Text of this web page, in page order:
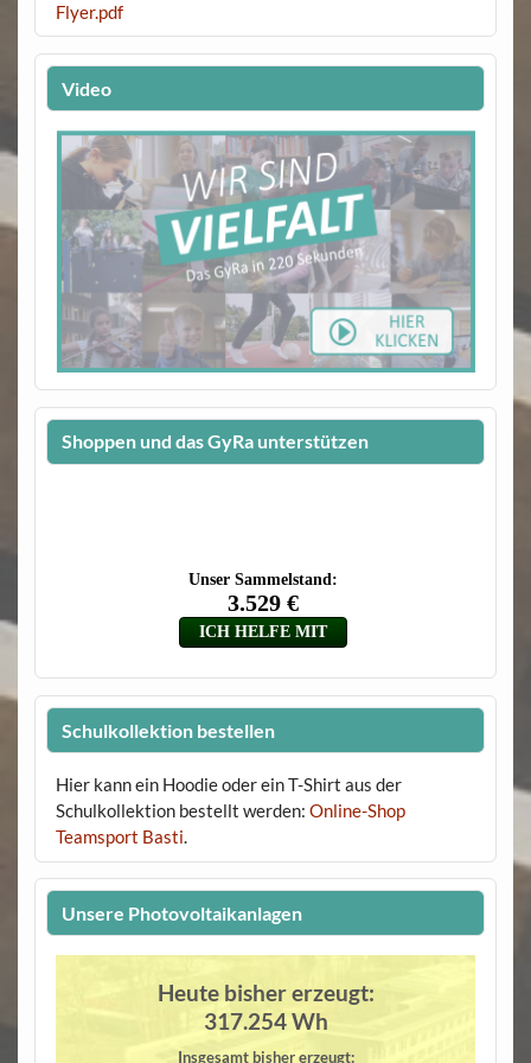
Flyer.pdf
Video
Shoppen und das GyRa unterstützen
Schulkollektion bestellen
Hier kann ein Hoodie oder ein T-Shirt aus der
Schulkollektion bestellt werden: Online-Shop
Teamsport Basti.
Unsere Photovoltaikanlagen
Heute bisher erzeugt:
317.254 Wh
Insgesamt bisher erzeugt: